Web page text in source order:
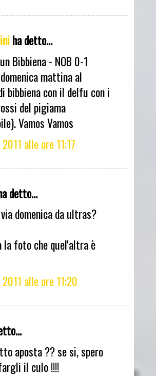
ha detto...
Bibbiena - NOB 0-1
mattina al
bibbiena con il delfu con i
del pigiama
Vamos Vamos
alle ore 11:17
detto...
domenica da ultras?
la foto che quel'altra è
alle ore 11:20
aposta ?? se si, spero
il culo !!!!